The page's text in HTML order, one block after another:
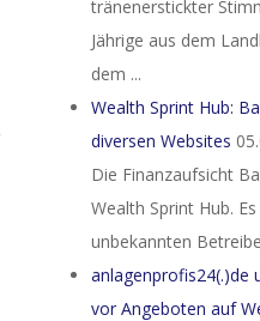
tränenerstickter
Jährige aus dem
dem ...
Wealth Sprint Hub:
diversen Websites
Die Finanzaufsicht
Wealth Sprint Hub.
unbekannten
anlagenprofis24(.)de
vor Angeboten auf